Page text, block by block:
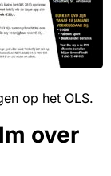
op het OLS.
over